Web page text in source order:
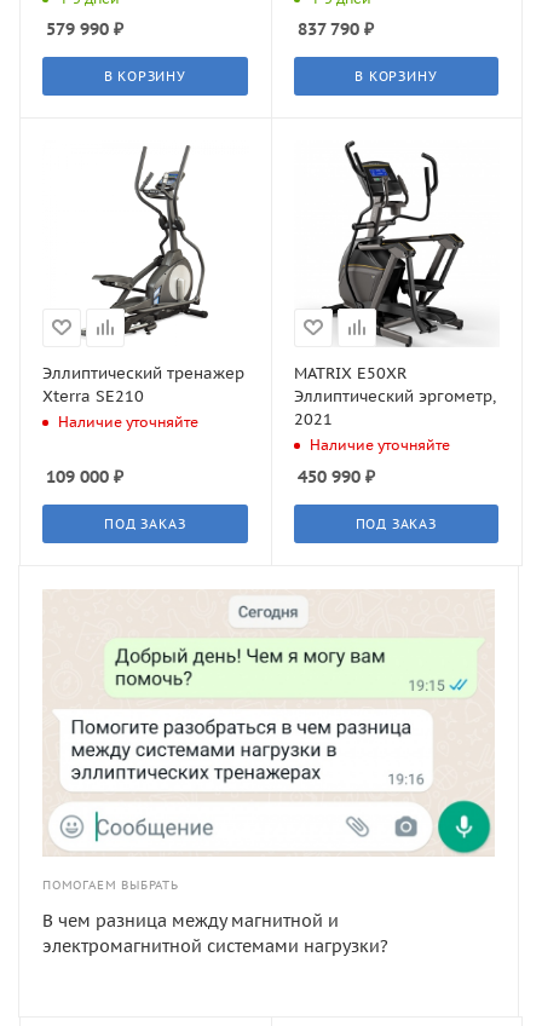
579 990 ₽
В КОРЗИНУ
837 790₽
В КОРЗИНУ
Эллиптический тренажер
Xterra SE210
Наличие уточняйте
109 000 ₽
ПОД ЗАКАЗ
MATRIX E50XR
Эллиптический эргометр,
2021
Наличие уточняйте
450 990₽
ПОД ЗАКАЗ
ПОМОГАЕМ ВЫБРАТЬ
В чем разница между магнитной и
электромагнитной системами нагрузки?